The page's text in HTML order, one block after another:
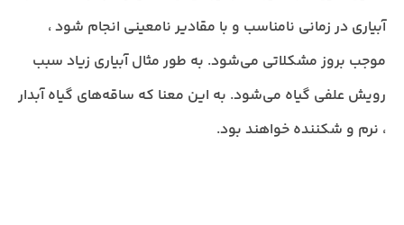
آبیاری در زمانی نامناسب و با مقادیر نامعینی انجام شود ،
موجب بروز مشکلاتی می‌شود. به طور مثال آبیاری زیاد سبب
رویش علفی گیاه می‌شود. به این معنا که ساقه‌های گیاه آبدار
، نرم و شکننده خواهند بود.